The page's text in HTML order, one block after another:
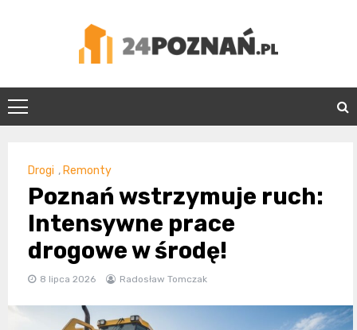
24Poznań.pl
Drogi , Remonty
Poznań wstrzymuje ruch:
Intensywne prace
drogowe w środę!
8 lipca 2026 Radosław Tomczak